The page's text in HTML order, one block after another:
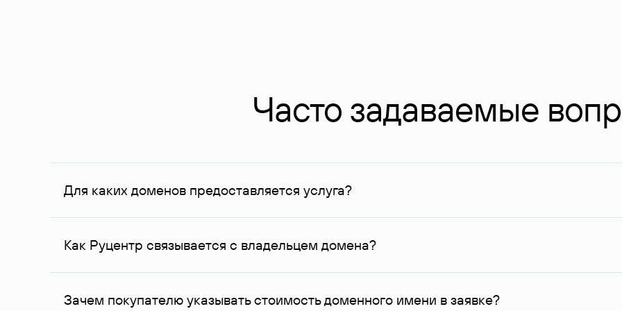
Часто задаваемые
Для каких доменов предоставляется услуга?
Услуга доступна для доменов, зарегистрированных в Руцентре и у других регистраторов. Для доменов,
Как Руцентр связывается с владельцем домена?
Для связи с владельцем домена используются его контактные данные, доступные Руцентру.
Зачем покупателю указывать стоимость доменного имени в заявке?